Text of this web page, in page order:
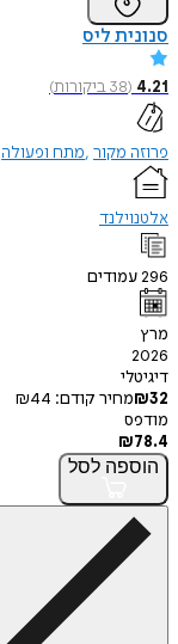
סנונית ליס
4.21
(
38ביקורות)
פרוזה מקור מתח ופעולה
אלטנוילנד
296עמודים
מרץ
2026
דיגיטלי
₪32 מחיר קודם: ₪44
מודפס
₪78.4
הוספה לסל